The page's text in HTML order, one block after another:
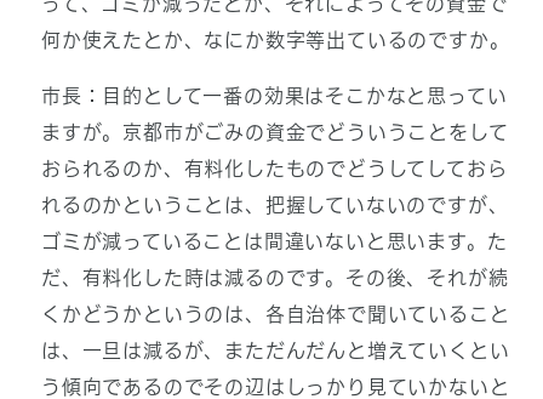
何か使えたとか、なにか数字等出ているのですか。
市長：目的として一番の効果はそこかなと思ってい
ますが。京都市がごみの資金でどういうことをして
おられるのか、有料化したものでどうしてしておら
れるのかということは、把握していないのですが、
ゴミが減っていることは間違いないと思います。た
だ、有料化した時は減るのです。その後、それが続
くかどうかというのは、各自治体で聞いていること
は、一旦は減るが、まただんだんと増えていくとい
う傾向であるのでその辺はしっかり見ていかないと